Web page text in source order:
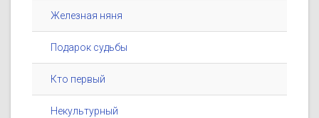
Железная няня
Подарок судьбы
Кто первый
Некультурный